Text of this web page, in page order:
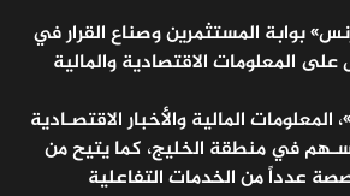
بوابة المستثمرين وصناع القرار في
المعلومات الاقتصادية والمالية
المالية والأخبار الاقتصـادية
في منطقة الخليج، كما يتيح من
عدداً من الخدمات التفاعلية